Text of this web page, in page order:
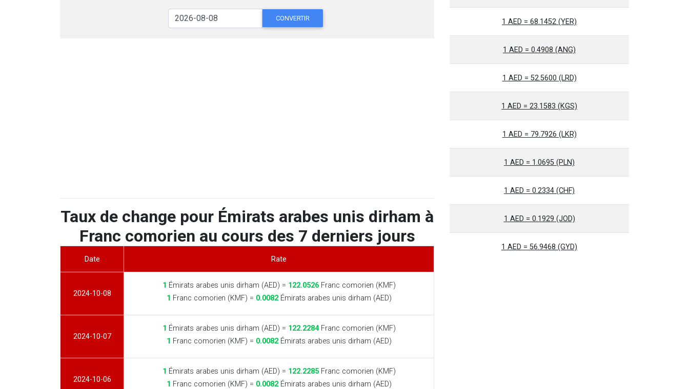
CONVERTIR
Taux de change pour Émirats arabes unis dirham à
Franc comorien au cours des 7 derniers jours
Date Rate
2024-10-08
1 Émirats arabes unis dirham (AED) = 122.0526Franc comorien (KMF)
1 Franc comorien (KMF) = 0.0082Émirats arabes unis dirham (AED)
2024-10-07
1 Émirats arabes unis dirham (AED) = 122.2284Franc comorien (KMF)
1 Franc comorien (KMF) = 0.0082Émirats arabes unis dirham (AED)
2024-10-06
1 Émirats arabes unis dirham (AED) = 122.2285Franc comorien (KMF)
1 Franc comorien (KMF) = 0.0082Émirats arabes unis dirham (AED)
1 AED = 68.1452 (YER)
1 AED = 0.4908 (ANG)
1 AED = 52.5600 (LRD)
1 AED = 23.1583 (KGS)
1 AED = 79.7926 (LKR)
1 AED = 1.0695 (PLN)
1 AED = 0.2334 (CHF)
1 AED = 0.1929 (JOD)
1 AED = 56.9468 (GYD)